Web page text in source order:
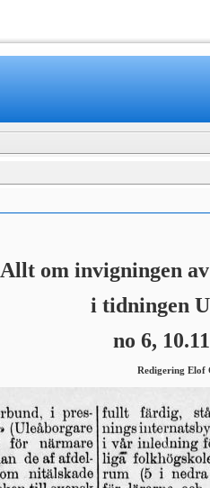
Allt om invigningen
i tidningen
no 6,
Redigering Elof